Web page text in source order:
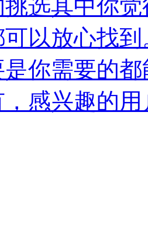
选其中你
以放心找
你需要的
感兴趣的